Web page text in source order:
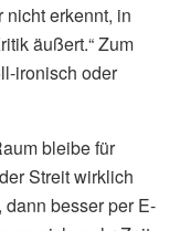
erkennt, in
äußert.“ Zum
ironisch oder
bleibe für
Streit wirklich
besser per E-